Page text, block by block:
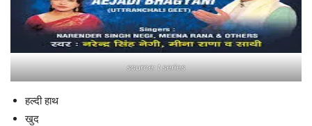
source: t series
हल्दी हाथ
खुद